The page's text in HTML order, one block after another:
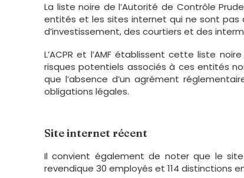
La liste noire de l’Autorité de Contrôle
entités et les sites internet qui ne sont pas
d’investissement, des courtiers et des
L’ACPR et l’AMF établissent cette liste
risques potentiels associés à ces entités
que l’absence d’un agrément
obligations légales.
Site internet récent
Il convient également de noter que le
revendique 30 employés et 114 distinctions